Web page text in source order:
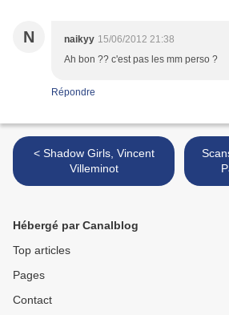
N naikyy 15/06/2012 21:38
Ah bon ?? c'est pas les mm perso ?
Répondre
< Shadow Girls, Vincent
Villeminot
Hébergé par Canalblog
Top articles
Pages
Contact